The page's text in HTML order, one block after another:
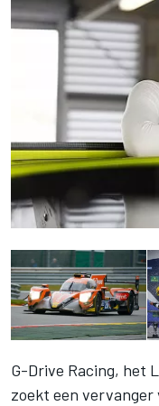
G-Drive Racing, het
zoekt een vervanger